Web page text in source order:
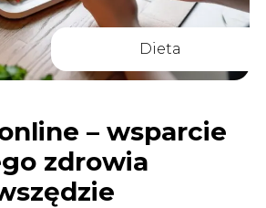
Dieta
– wsparcie
zdrowia